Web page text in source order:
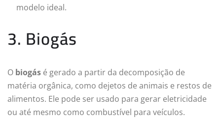
modelo ideal.
3. Biogás
O biogás é gerado a partir da decomposição de
matéria orgânica, como dejetos de animais e restos de
alimentos. Ele pode ser usado para gerar eletricidade
ou até mesmo como combustível para veículos.